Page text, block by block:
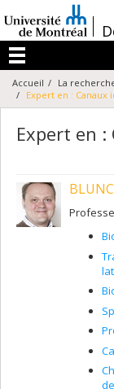
au
contenu
/
Menu
Accueil La
Expert en : Canaux
Expert en